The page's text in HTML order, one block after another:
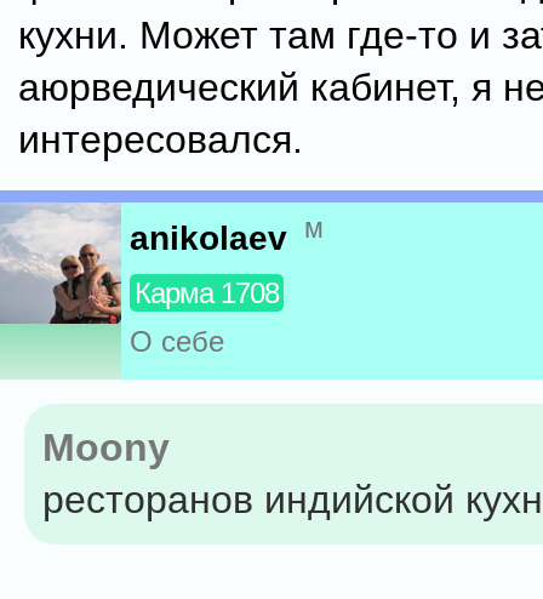
кухни. Может там где-то и
аюрведический кабинет, я
интересовался.
anikolaev м
Карма 1708
О себе
Moony
ресторанов индийской